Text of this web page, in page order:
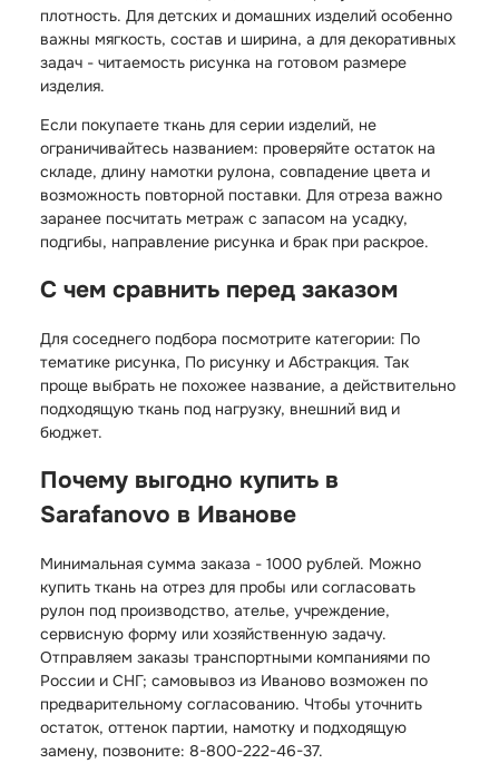
плотность. Для детских и домашних изделий особенно
важны мягкость, состав и ширина, а для декоративных
задач - читаемость рисунка на готовом размере
изделия.
Если покупаете ткань для серии изделий, не
ограничивайтесь названием: проверяйте остаток на
складе, длину намотки рулона, совпадение цвета и
возможность повторной поставки. Для отреза важно
заранее посчитать метраж с запасом на усадку,
подгибы, направление рисунка и брак при раскрое.
С чем сравнить перед заказом
Для соседнего подбора посмотрите категории: По
тематике рисунка, По рисунку и Абстракция. Так
проще выбрать не похожее название, а действительно
подходящую ткань под нагрузку, внешний вид и
бюджет.
Почему выгодно купить в
Sarafanovo в Иванове
Минимальная сумма заказа - 1000 рублей. Можно
купить ткань на отрез для пробы или согласовать
рулон под производство, ателье, учреждение,
сервисную форму или хозяйственную задачу.
Отправляем заказы транспортными компаниями по
России и СНГ; самовывоз из Иваново возможен по
предварительному согласованию. Чтобы уточнить
остаток, оттенок партии, намотку и подходящую
замену, позвоните: 8-800-222-46-37.